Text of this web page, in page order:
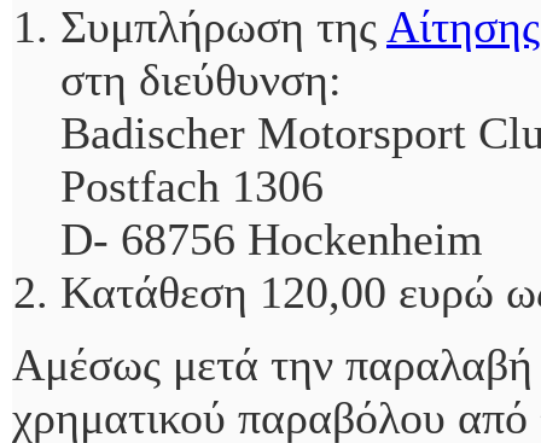
Συμπλήρωση της
στη διεύθυνση:
Badischer Motorsport
Postfach 1306
D- 68756 Hockenheim
Κατάθεση 120,00 ευρώ
Αμέσως μετά την παραλαβή
χρηματικού παραβόλου από